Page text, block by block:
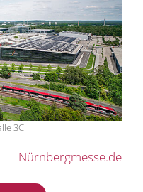
3C
Nürnbergmesse.de